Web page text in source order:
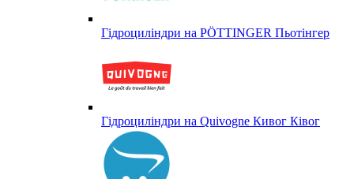
Гідроциліндри на PÖTTINGER Пьотінгер
Гідроциліндри на Quivogne Кивог Ківог